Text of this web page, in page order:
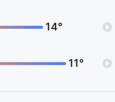
14°
11°